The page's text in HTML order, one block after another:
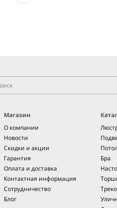
Магазин
О компании
Новости
Скидки и акции
Гарантия
Оплата и доставка
Контактная информация
Сотрудничество
Блог
Бра